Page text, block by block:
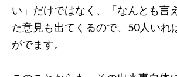
い」だけではなく、「なんとも言
た意見も出てくるので、50人いれ
がでます。